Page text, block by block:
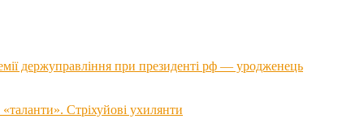
держуправління при президенті рф — уродженець
Стріхуйові ухилянти